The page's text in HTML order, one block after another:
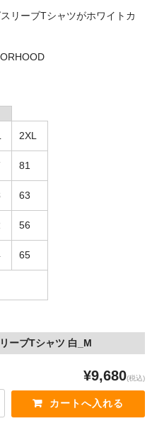
リーブTシャツがホワイトカ
2XL
81
63
56
65
ーブTシャツ 白_M
¥9,680(税込)